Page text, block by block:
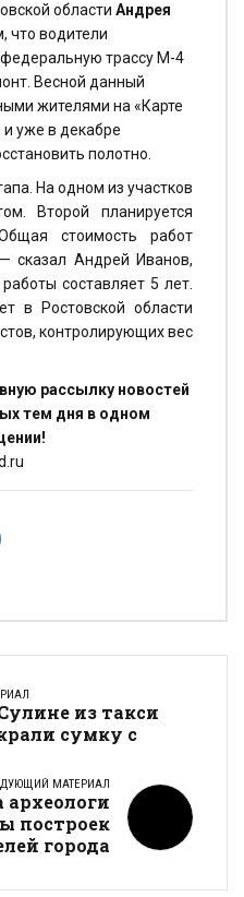
области Андрея
что водители
трассу М-4
Весной данный
жителями на «Карте
уже в декабре
полотно.
На одном из участков
Второй планируется
стоимость работ
сказал Андрей Иванов,
составляет 5 лет.
в Ростовской области
контролирующих вес
рассылку новостей
тем дня в одном
из такси
сумку с
МАТЕРИАЛ
археологи
построек
города